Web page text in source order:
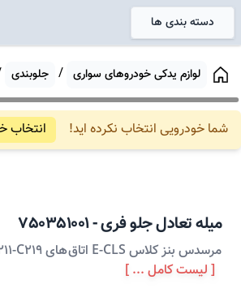
دسته بندی ها
لوازم یدکی خودروهای سواری / جلوبندی
شما خودرویی انتخاب نکرده اید! انتخاب
میله تعادلجلوفری-
750351001
مرسدس بنز کلاس E-CLS اتاق های W211-C219
[ لیست کامل ... ]